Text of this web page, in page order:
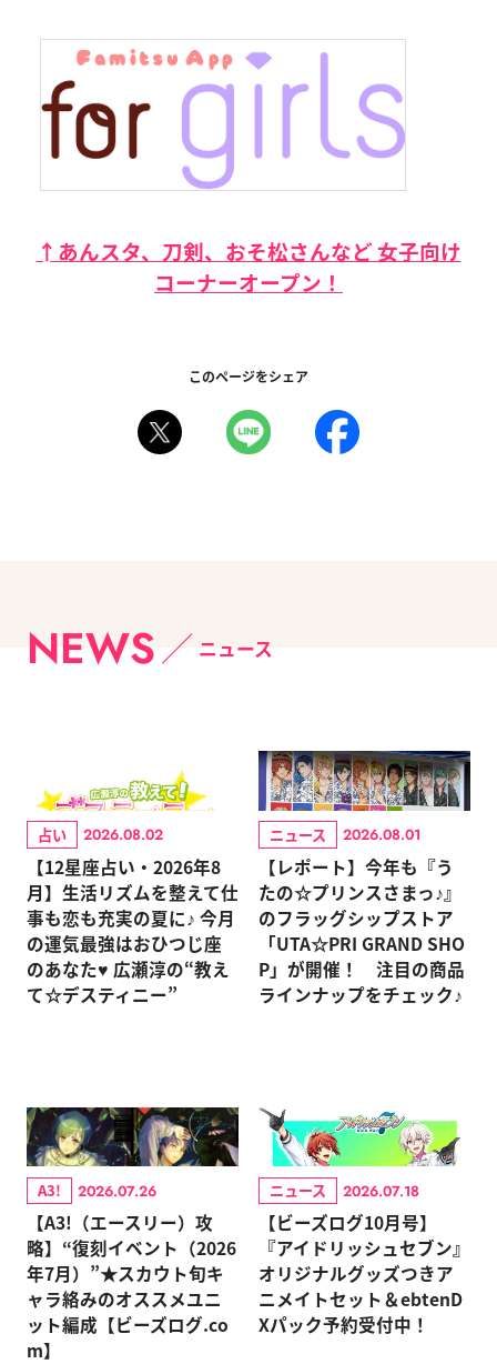
↑あんスタ、刀剣、おそ松さんなど 女子向け
コーナーオープン！
このページをシェア
NEWS ニュース
占い 2026.08.02
【12星座占い・2026年8
月】生活リズムを整えて仕
事も恋も充実の夏に♪ 今月
の運気最強はおひつじ座
のあなた♥ 広瀬淳の“教え
て☆デスティニー”
ニュース 2026.08.01
【レポート】今年も『う
たの☆プリンスさまっ♪』
のフラッグシップストア
「UTA☆PRI GRAND SHO
P」が開催！ 注目の商品
ラインナップをチェック♪
A3! 2026.07.26
【A3!（エースリー）攻
略】“復刻イベント（2026
年7月）”★スカウト旬キ
ャラ絡みのオススメユニ
ット編成【ビーズログ.co
m】
ニュース 2026.07.18
【ビーズログ10月号】
『アイドリッシュセブン』
オリジナルグッズつきア
ニメイトセット＆ebtenD
Xパック予約受付中！